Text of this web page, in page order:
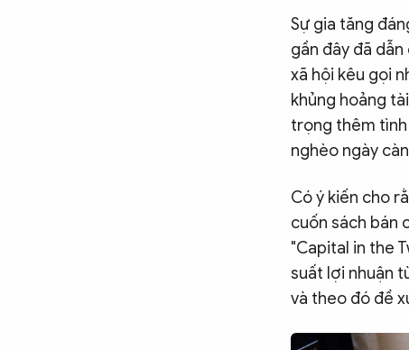
Sự gia tăng
gần đây đã
xã hội kêu gọi
khủng hoảng
trọng thêm
nghèo ngày
Có ý kiến cho
cuốn sách bán
"Capital in the
suất lợi nhuận
và theo đó đề